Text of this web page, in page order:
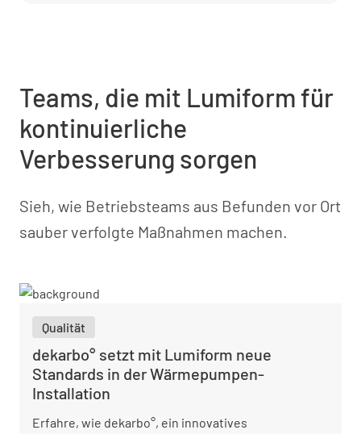
Teams, die mit Lumiform für
kontinuierliche
Verbesserung sorgen
Sieh, wie Betriebsteams aus Befunden vor Ort
sauber verfolgte Maßnahmen machen.
Qualität
dekarbo° setzt mit Lumiform neue
Standards in der Wärmepumpen-
Installation
Erfahre, wie dekarbo°, ein innovatives